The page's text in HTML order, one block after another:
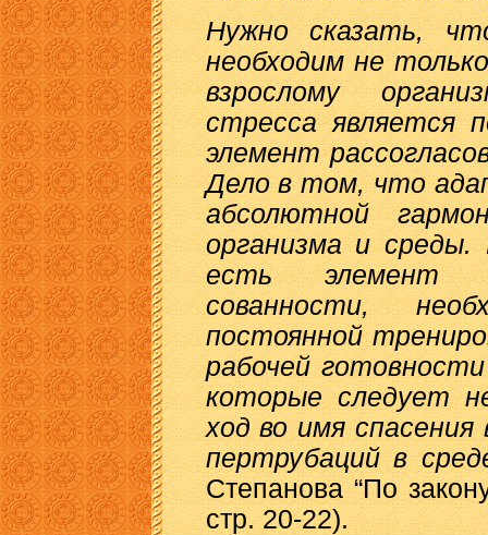
Нужно сказать,
необходим не
взрослому
стресса является
элемент
Дело в том, что
абсолютной
организма и
есть элемент
сованности,
постоянной
рабочей
которые следует
ход во имя спасения
пертрубаций в
Степанова “По
стр. 20-22).